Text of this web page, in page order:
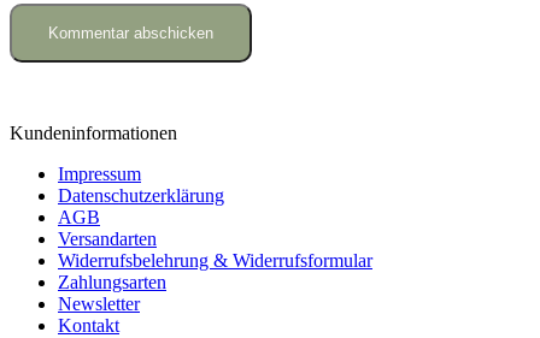
Kundeninformationen
Impressum
Datenschutzerklärung
AGB
Versandarten
Widerrufsbelehrung & Widerrufsformular
Zahlungsarten
Newsletter
Kontakt